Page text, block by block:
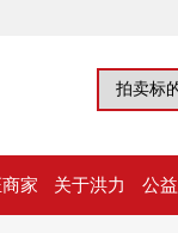
家 关于洪力 公